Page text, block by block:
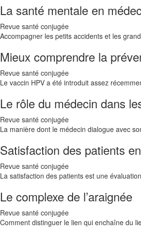
La santé mentale en
Revue santé conjugée
Accompagner les petits accidents et les
Mieux comprendre la
Revue santé conjugée
Le vaccin HPV a été introduit assez
Le rôle du médecin dans
Revue santé conjugée
La manière dont le médecin dialogue avec
Satisfaction des patients
Revue santé conjugée
La satisfaction des patients est une
Le complexe de l’araignée
Revue santé conjugée
Comment distinguer le lien qui enchaîne du